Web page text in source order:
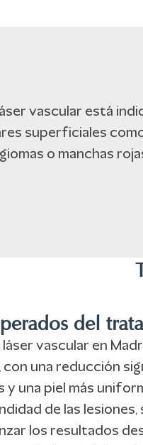
vascular está
superficiales
o manchas
del
vascular en
con una reducción
y una piel más
de las lesiones,
los resultados